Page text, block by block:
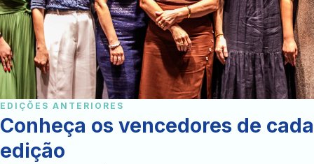
EDIÇÕES ANTERIORES
Conheça os vencedores de cada
edição